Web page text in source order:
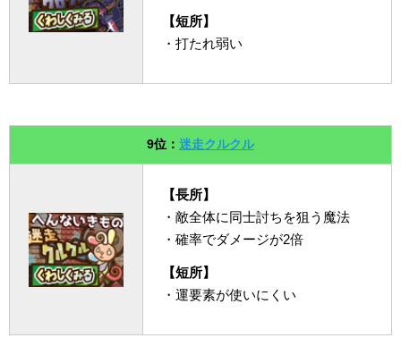
【短所】
・打たれ弱い
9位： 迷走クルクル
【長所】
・敵全体に同士討ちを狙う魔法
・確率でダメージが2倍
【短所】
・運要素が使いにくい